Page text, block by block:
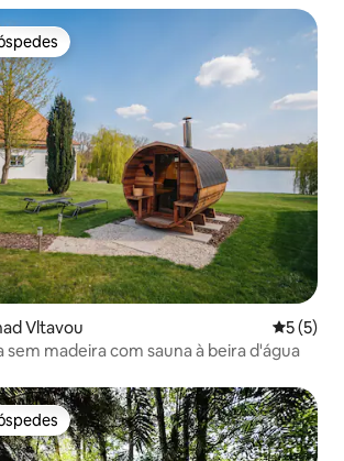
Vltavou 5 de
5 (5)
sem madeira com sauna à beira d'água